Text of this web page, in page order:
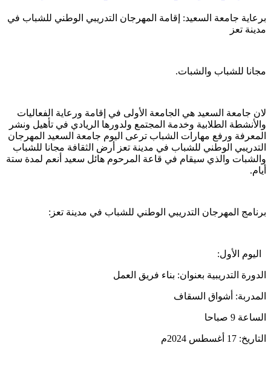
برعاية جامعة السعيد: إقامة المهرجان التدريبي الوطني للشباب في
مدينة تعز
مجانا للشباب والشبات.
لان جامعة السعيد هي الجامعة الأولى في إقامة ورعاية الفعاليات
والأنشطة الطلابية وخدمة المجتمع ولدورها الريادي في تأهيل ونشر
المعرفة ورفع مهارات الشباب ترعى اليوم جامعة السعيد المهرجان
التدريبي الوطني للشباب في مدينة تعز أرض الثقافة مجانا للشباب
والشبات والذي سيقام في قاعة المرحوم هائل سعيد أنعم لمدة ستة
أيام.
برنامج المهرجان التدريبي الوطني للشباب في مدينة تعز:
اليوم الأول:
الدورة التدريبية بعنوان: بناء فريق العمل
المدربة: أشواق السقاف
الساعة 9 صباحا
التاريخ: 17 أغسطس 2024م